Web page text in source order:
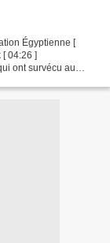
Égyptienne [
[ 04:26 ]
ont survécu au